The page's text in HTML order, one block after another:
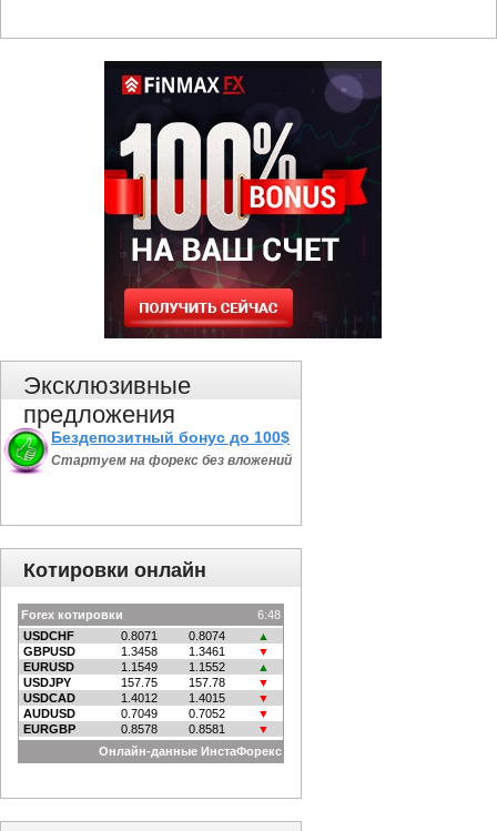
Эксклюзивные
предложения
Бездепозитный бонус до 100$
Стартуем на форекс без вложений
Котировки онлайн